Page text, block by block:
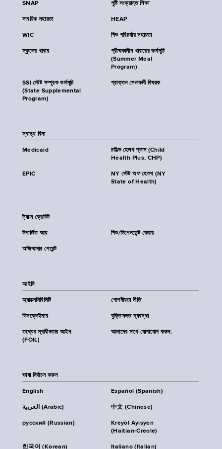
SNAP পুষ্টি সংক্রান্ত শিক্ষা
সাময়িক সহায়তা HEAP
WIC শিশু পরিচর্যার সহায়তা
স্কুলের খাবার
গ্রীষ্মকালীন খাবারের কর্মসূচি
(Summer Meal
Program)
SSI স্টেট সম্পূরক কর্মসূচি
(State Supplemental
Program)
প্রাক্তন সেনাকর্মী বিষয়ক
স্বাস্থ্য বিমা
Medicaid
চাইল্ড হেলথ প্লাস (Child
Health Plus, CHP)
EPIC
NY স্টেট অফ হেলথ (NY
State of Health)
ট্যাক্স ক্রেডিট
উপার্জিত আয় শিশু/ডিপেনডেন্ট কেয়ার
অজিম্মাদার পেরেন্ট
আইনি
অ্যাক্সেসিবিলিটি গোপনীয়তা নীতি
ডিসক্লেইমার যুক্তিসঙ্গত ব্যবস্থা
তথ্যের স্বাধীনতার আইন
(FOIL)
আমাদের সাথে যোগাযোগ করুন:
ভাষা নির্বাচন করুন
English Español (Spanish)
العربية (Arabic) 中文 (Chinese)
русский (Russian)
Kreyòl Ayisyen
(Haitian-Creole)
한국어 (Korean) Italiano (Italian)